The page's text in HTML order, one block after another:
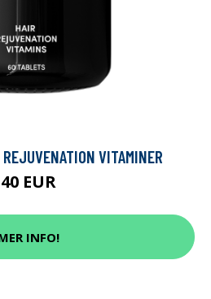
VITAMINER
40 EUR
INFO!